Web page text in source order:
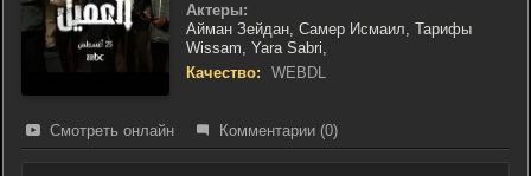
Актеры:
Айман Зейдан, Самер Исмаил, Тарифы
Wissam, Yara Sabri,
Качество:
WEBDL
Смотреть онлайн Комментарии (0)